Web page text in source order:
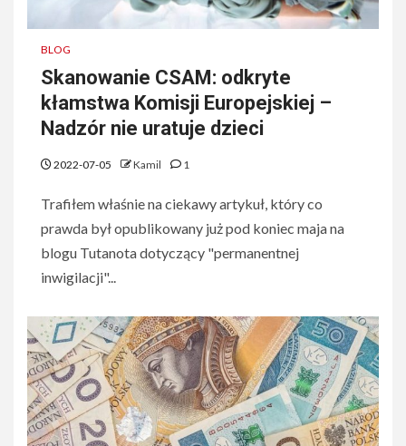
BLOG
Skanowanie CSAM: odkryte
kłamstwa Komisji Europejskiej –
Nadzór nie uratuje dzieci
2022-07-05 Kamil 1
Trafiłem właśnie na ciekawy artykuł, który co
prawda był opublikowany już pod koniec maja na
blogu Tutanota dotyczący "permanentnej
inwigilacji"...